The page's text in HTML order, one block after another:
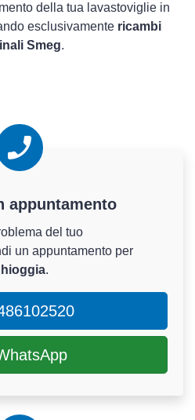
della tua lavastoviglie in
esclusivamente ricambi
Smeg.
appuntamento
del tuo
un appuntamento per
.